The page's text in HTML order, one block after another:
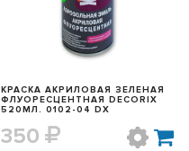
КРАСКА АКРИЛОВАЯ ЗЕЛЕНАЯ
ФЛУОРЕСЦЕНТНАЯ DECORIX
520МЛ. 0102-04 DX
350